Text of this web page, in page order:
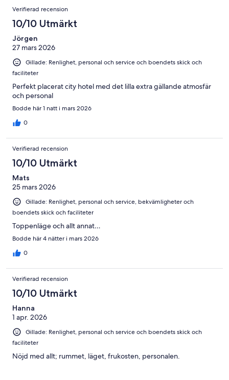
Verifierad recension
10/10 Utmärkt
Jörgen
27 mars 2026
Gillade: Renlighet, personal och service och boendets skick och
faciliteter
Perfekt placerat city hotel med det lilla extra gällande atmosfär
och personal
Bodde här 1 natt i mars 2026
0
Verifierad recension
10/10 Utmärkt
Mats
25 mars 2026
Gillade: Renlighet, personal och service, bekvämligheter och
boendets skick och faciliteter
Toppenläge och allt annat…
Bodde här 4 nätter i mars 2026
0
Verifierad recension
10/10 Utmärkt
Hanna
1 apr. 2026
Gillade: Renlighet, personal och service och boendets skick och
faciliteter
Nöjd med allt; rummet, läget, frukosten, personalen.